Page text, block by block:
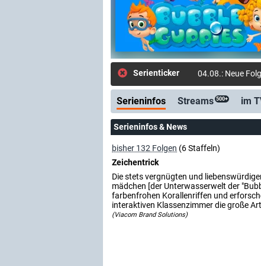
Serienticker 04.08.: Neue
Serieninfos Streams 500+ im
Serieninfos & News
bisher 132 Folgen (6 Staffeln)
Zeichentrick
Die stets vergnügten und
mädchen [der Unterwasserwelt der
farbenfrohen Korallenriffen und
interaktiven Klassenzimmer die große
(Viacom Brand Solutions)